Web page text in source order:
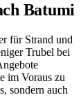
Batumi
für Strand und
Trubel bei
im Voraus zu
sondern auch